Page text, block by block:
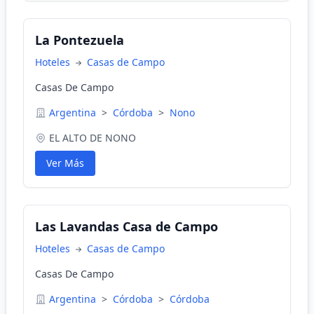
La Pontezuela
Hoteles
Casas de Campo
Casas De Campo
Argentina > Córdoba > Nono
EL ALTO DE NONO
Ver Más
Las Lavandas Casa de Campo
Hoteles
Casas de Campo
Casas De Campo
Argentina > Córdoba > Córdoba